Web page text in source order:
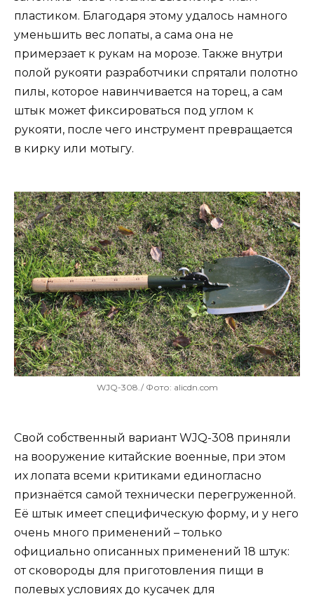
пластиком. Благодаря этому удалось намного
уменьшить вес лопаты, а сама она не
примерзает к рукам на морозе. Также внутри
полой рукояти разработчики спрятали полотно
пилы, которое навинчивается на торец, а сам
штык может фиксироваться под углом к
рукояти, после чего инструмент превращается
в кирку или мотыгу.
WJQ-308./ Фото: alicdn.com
Свой собственный вариант WJQ-308 приняли
на вооружение китайские военные, при этом
их лопата всеми критиками единогласно
признаётся самой технически перегруженной.
Её штык имеет специфическую форму, и у него
очень много применений – только
официально описанных применений 18 штук:
от сковороды для приготовления пищи в
полевых условиях до кусачек для